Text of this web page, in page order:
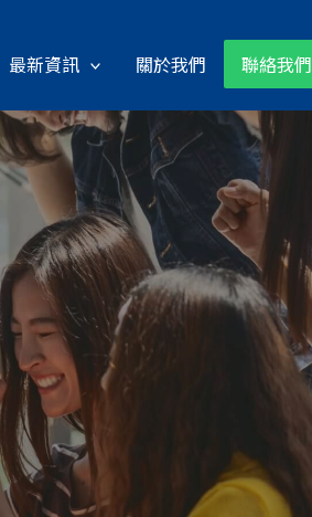
最新資訊 關於我們 聯絡我們